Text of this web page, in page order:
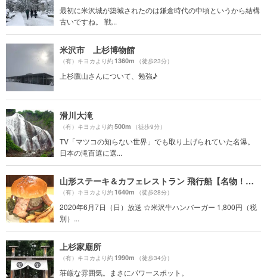
最初に米沢城が築城されたのは鎌倉時代の中頃というから結構
古いですね。 戦...
米沢市 上杉博物館
（有）キヨカより約1360m （徒歩23分）
上杉鷹山さんについて、勉強♪
滑川大滝
（有）キヨカより約500m （徒歩9分）
TV「マツコの知らない世界」でも取り上げられていた名瀑。
日本の滝百選に選...
山形ステーキ＆カフェレストラン 飛行船【名物！米沢牛ハンバーガー】
（有）キヨカより約1640m （徒歩28分）
2020年6月7日（日）放送 ☆米沢牛ハンバーガー 1,800円（税
別）...
上杉家廟所
（有）キヨカより約1990m （徒歩34分）
荘厳な雰囲気。まさにパワースポット。